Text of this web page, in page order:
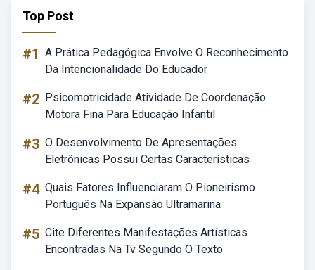
Top Post
#1 A Prática Pedagógica Envolve O Reconhecimento
Da Intencionalidade Do Educador
#2 Psicomotricidade Atividade De Coordenação
Motora Fina Para Educação Infantil
#3 O Desenvolvimento De Apresentações
Eletrônicas Possui Certas Características
#4 Quais Fatores Influenciaram O Pioneirismo
Português Na Expansão Ultramarina
#5 Cite Diferentes Manifestações Artísticas
Encontradas Na Tv Segundo O Texto